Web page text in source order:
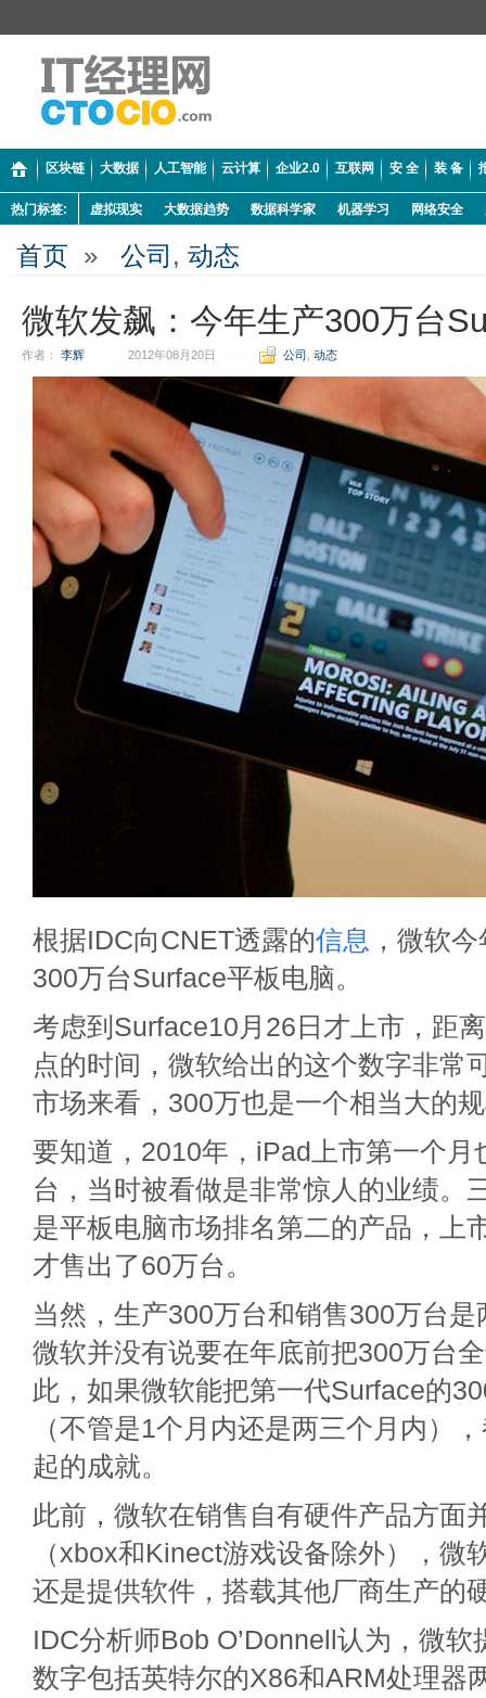
区块链 大数据 人工智能 云计算 企业2.0 互联网 安 全 装 备
热门标签: 虚拟现实 大数据趋势 数据科学家 机器学习 网络安全
首页 » 公司 , 动态
微软发飙：今年生产300万台
作者： 李辉 2012年08月20日 公司 动态
根据IDC向CNET透露的信息 ，微软
300万台Surface平板电脑。
考虑到Surface10月26日才上市，距
点的时间，微软给出的这个数字非常
市场来看，300万也是一个相当大的
要知道，2010年，iPad上市第一个月
台，当时被看做是非常惊人的业绩。
是平板电脑市场排名第二的产品，上
才售出了60万台。
当然，生产300万台和销售300万台
微软并没有说要在年底前把300万台
此，如果微软能把第一代Surface的
（不管是1个月内还是两三个月内）
起的成就。
此前，微软在销售自有硬件产品方面
（xbox和Kinect游戏设备除外），微
还是提供软件，搭载其他厂商生产的
IDC分析师Bob O’Donnell认为，微
数字包括英特尔的X86和ARM处理器